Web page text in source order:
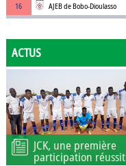
16
AJEB de Bobo-Dioulasso
ACTUS
JCK, une première
participation réussit